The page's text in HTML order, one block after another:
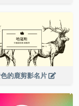
的鹿剪影名片